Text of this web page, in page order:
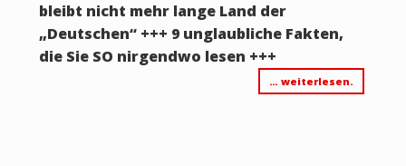
bleibt nicht mehr lange Land der
„Deutschen“ +++ 9 unglaubliche Fakten,
die Sie SO nirgendwo lesen +++
… weiterlesen.